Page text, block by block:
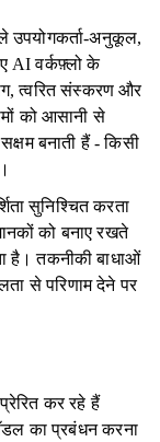
उपयोगकर्ता-अनुकूल,
AI वर्कफ़्लो के
त्वरित संस्करण और
को आसानी से
बनाती हैं - किसी
सुनिश्चित करता
को बनाए रखते
है। तकनीकी बाधाओं
से परिणाम देने पर
कर रहे हैं
का प्रबंधन करना